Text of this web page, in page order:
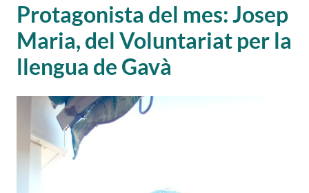
Protagonista del mes: Josep
Maria, del Voluntariat per la
llengua de Gavà